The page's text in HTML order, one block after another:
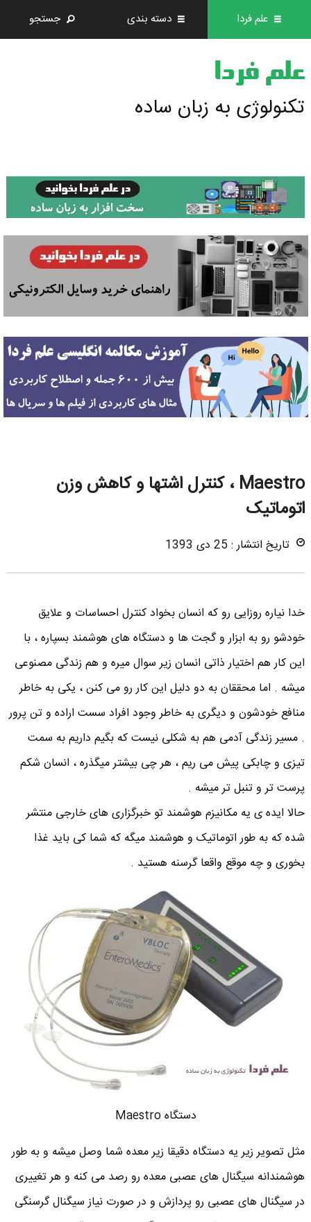
علم فردا دسته بندی جستجو
علم فردا
تکنولوژی به زبان ساده
Maestro ، کنترل اشتها و کاهش وزن
اتوماتیک
تاریخ انتشار : 25 دی 1393
خدا نیاره روزایی رو که انسان بخواد کنترل احساسات و علایق
خودشو رو به ابزار و گجت ها و دستگاه های هوشمند بسپاره ، با
این کار هم اختیار ذاتی انسان زیر سوال میره و هم زندگی مصنوعی
میشه . اما محققان به دو دلیل این کار رو می کنن ، یکی به خاطر
منافع خودشون و دیگری به خاطر وجود افراد سست اراده و تن پرور
. مسیر زندگی آدمی هم به شکلی نیست که بگیم داریم به سمت
تیزی و چابکی پیش می ریم ، هر چی بیشتر میگذره ، انسان شکم
پرست تر و تنبل تر میشه .
حالا ایده ی یه مکانیزم هوشمند تو خبرگزاری های خارجی منتشر
شده که به طور اتوماتیک و هوشمند میگه که شما کی باید غذا
بخوری و چه موقع واقعا گرسنه هستید .
دستگاه Maestro
مثل تصویر زیر یه دستگاه دقیقا زیر معده شما وصل میشه و به طور
هوشمندانه سیگنال های عصبی معده رو رصد می کنه و هر تغییری
در سیگنال های عصبی رو پردازش و در صورت نیاز سیگنال گرسنگی